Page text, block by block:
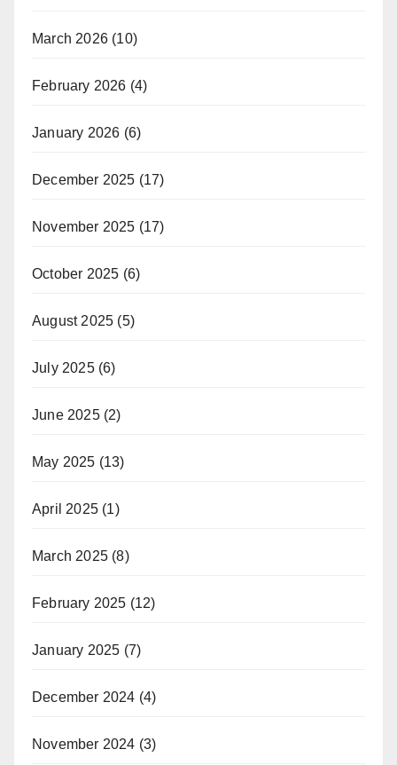
March 2026 (10)
February 2026 (4)
January 2026 (6)
December 2025 (17)
November 2025 (17)
October 2025 (6)
August 2025 (5)
July 2025(6)
June 2025(2)
May 2025 (13)
April 2025 (1)
March 2025 (8)
February 2025 (12)
January 2025 (7)
December 2024 (4)
November 2024 (3)